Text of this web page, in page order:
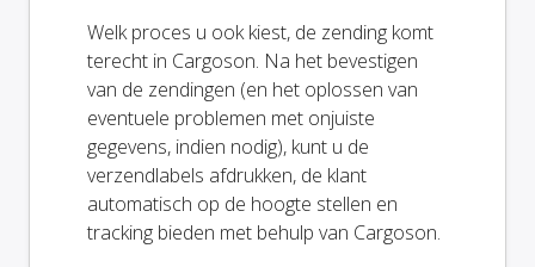
Welk proces u ook kiest, de zending komt
terecht in Cargoson. Na het bevestigen
van de zendingen (en het oplossen van
eventuele problemen met onjuiste
gegevens, indien nodig), kunt u de
verzendlabels afdrukken, de klant
automatisch op de hoogte stellen en
tracking bieden met behulp van Cargoson.